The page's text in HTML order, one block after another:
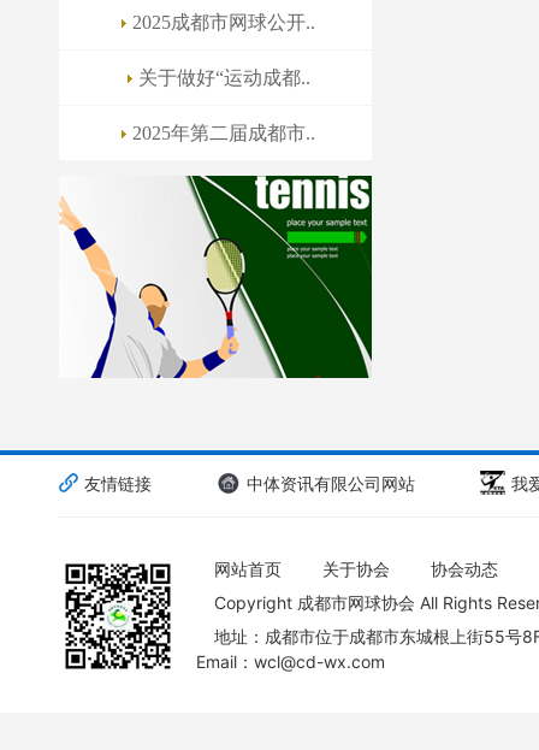
2025成都市网球公开..
关于做好“运动成都..
2025年第二届成都市..
友情链接 中体资讯有限公司网站 我
网站首页 关于协会
协会动态
Copyright 成都市网球协会 All Rights
地址：成都市位于成都市东城根上街55号
Email：wcl@cd-wx.com